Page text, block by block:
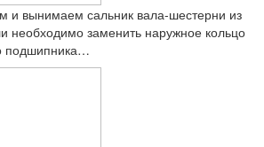
и вынимаем сальник вала-шестерни из
необходимо заменить наружное кольцо
подшипника…